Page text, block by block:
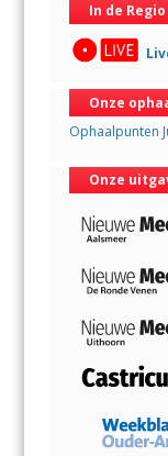
In de Regio
Onze
Ophaalpunten
Onze